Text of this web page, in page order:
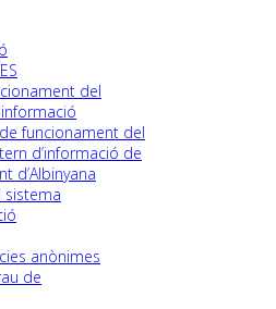
del
funcionament del
d’informació de
d’Albinyana
sistema
anònimes
de